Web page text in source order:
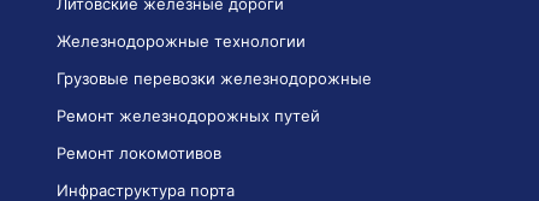
Железнодорожные технологии
Грузовые перевозки железнодорожные
Ремонт железнодорожных путей
Ремонт локомотивов
Инфраструктура порта